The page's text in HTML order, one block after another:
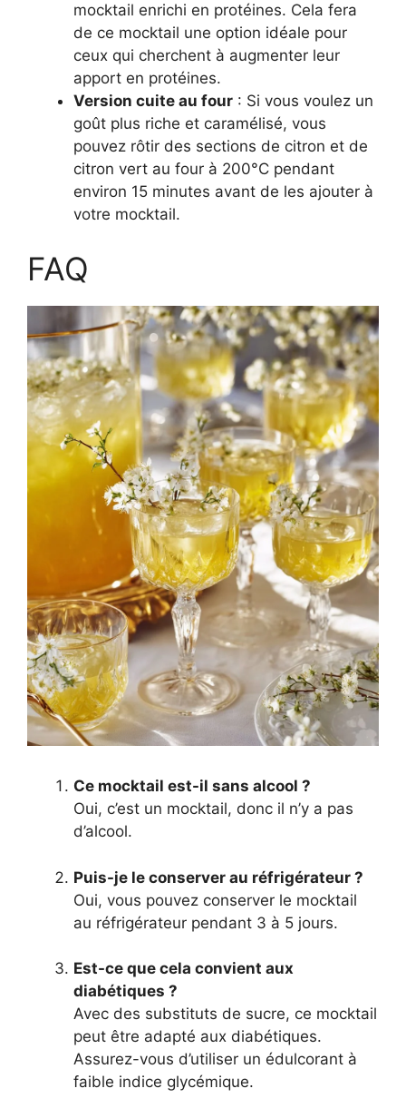
mocktail enrichi en protéines. Cela fera
de ce mocktail une option idéale pour
ceux qui cherchent à augmenter leur
apport en protéines.
Version cuite au four : Si vous voulez un
goût plus riche et caramélisé, vous
pouvez rôtir des sections de citron et de
citron vert au four à 200°C pendant
environ 15 minutes avant de les ajouter à
votre mocktail.
FAQ
Ce mocktail est-il sans alcool ?
Oui, c’est un mocktail, donc il n’y a pas
d’alcool.
Puis-je le conserver au réfrigérateur ?
Oui, vous pouvez conserver le mocktail
au réfrigérateur pendant 3 à 5 jours.
Est-ce que cela convient aux
diabétiques ?
Avec des substituts de sucre, ce mocktail
peut être adapté aux diabétiques.
Assurez-vous d’utiliser un édulcorant à
faible indice glycémique.